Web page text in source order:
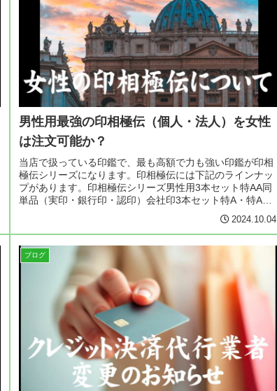
男性用最強の印相極伝（個人・法人）を女性
は注文可能か？
当店で扱っている印鑑で、最も高額で力も強い印鑑が印相
極伝シリーズになります。印相極伝には下記のラインナッ
プがあります。印相極伝シリーズ男性用3本セット特AA同
単品（実印・銀行印・認印）会社印3本セット特A・特AA
2024.10.04
ブログ